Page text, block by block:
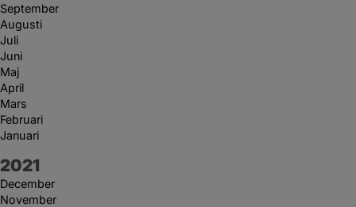
September
Augusti
Juli
Juni
Maj
April
Mars
Februari
Januari
År:
2021
December
November